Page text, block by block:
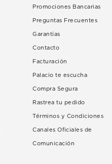
Promociones Bancarias
Preguntas Frecuentes
Garantías
Contacto
Facturación
Palacio te escucha
Compra Segura
Rastrea tu pedido
Términos y Condiciones
Canales Oficiales de
Comunicación